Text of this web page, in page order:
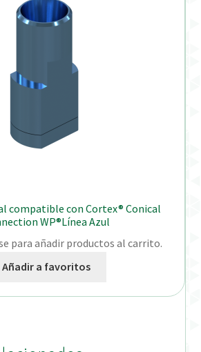
compatible con Cortex® Conical
WP®Línea Azul
para añadir productos al carrito.
Añadir a favoritos